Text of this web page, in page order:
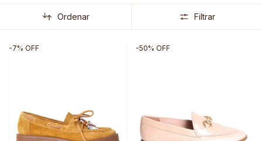
Ordenar Filtrar
-7% OFF -50% OFF